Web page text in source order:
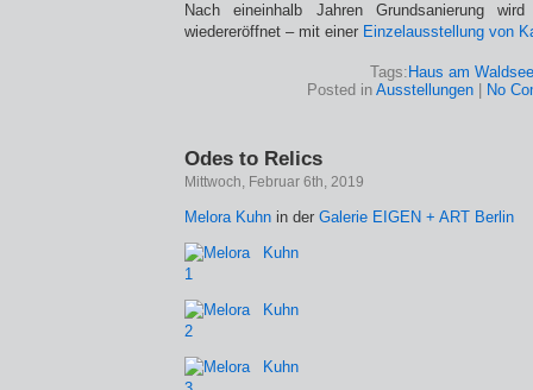
Nach eineinhalb Jahren Grundsanierung
wiedereröffnet – mit einer Einzelausstellung von
Tags: Haus am Waldsee
Posted in Ausstellungen| No
Odes to Relics
Mittwoch, Februar 6th, 2019
Melora Kuhn in der Galerie EIGEN + ART Berlin